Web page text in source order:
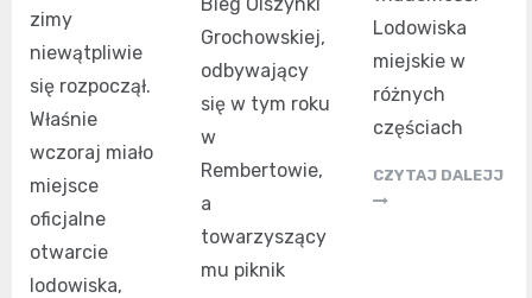
zimy
niewątpliwie
się rozpoczął.
Właśnie
wczoraj miało
miejsce
oficjalne
otwarcie
lodowiska,
Grochowskiej,
odbywający
się w tym roku
w
Rembertowie,
a
towarzyszący
mu piknik
Lodowiska
miejskie w
różnych
częściach
CZYTAJ DALEJJ